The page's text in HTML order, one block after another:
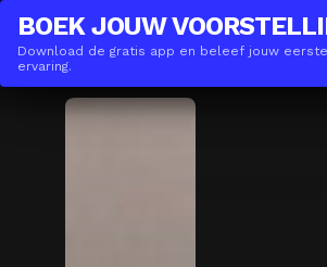
THE(ANY)THINGZAKELIJK
Films
BOEK JOUW
Download de gratis app en beleef jouw
ervaring.